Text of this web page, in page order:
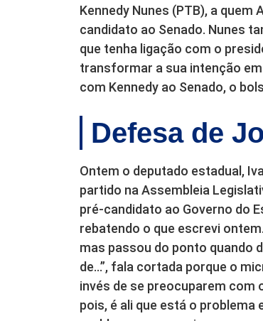
Kennedy Nunes (PTB), a
candidato ao Senado. Nunes
que tenha ligação com o
transformar a sua intenção
com Kennedy ao Senado, o
Defesa de
Ontem o deputado estadual,
partido na Assembleia
pré-candidato ao Governo do
rebatendo o que escrevi
mas passou do ponto quando
de…”, fala cortada porque o
invés de se preocuparem com
pois, é ali que está o problema